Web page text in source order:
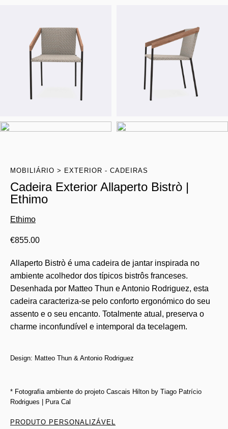
MOBILIÁRIO EXTERIOR - CADEIRAS
Cadeira Exterior Allaperto Bistrò |
Ethimo
Ethimo
€855.00
Allaperto Bistrò é uma cadeira de jantar inspirada no
ambiente acolhedor dos típicos bistrôs franceses.
Desenhada por Matteo Thun e Antonio Rodriguez, esta
cadeira caracteriza-se pelo conforto ergonómico do seu
assento e o seu encanto. Totalmente atual, preserva o
charme inconfundível e intemporal da tecelagem.
Design: Matteo Thun & Antonio Rodriguez
* Fotografia ambiente do projeto Cascais Hilton by Tiago Patrício
Rodrigues | Pura Cal
PRODUTO PERSONALIZÁVEL